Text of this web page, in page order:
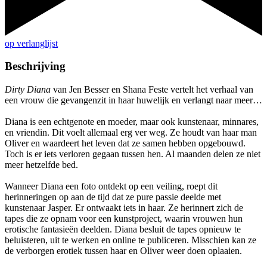
op verlanglijst
Beschrijving
Dirty Diana van Jen Besser en Shana Feste vertelt het verhaal van
een vrouw die gevangenzit in haar huwelijk en verlangt naar meer…
Diana is een echtgenote en moeder, maar ook kunstenaar, minnares,
en vriendin. Dit voelt allemaal erg ver weg. Ze houdt van haar man
Oliver en waardeert het leven dat ze samen hebben opgebouwd.
Toch is er iets verloren gegaan tussen hen. Al maanden delen ze niet
meer hetzelfde bed.
Wanneer Diana een foto ontdekt op een veiling, roept dit
herinneringen op aan de tijd dat ze pure passie deelde met
kunstenaar Jasper. Er ontwaakt iets in haar. Ze herinnert zich de
tapes die ze opnam voor een kunstproject, waarin vrouwen hun
erotische fantasieën deelden. Diana besluit de tapes opnieuw te
beluisteren, uit te werken en online te publiceren. Misschien kan ze
de verborgen erotiek tussen haar en Oliver weer doen oplaaien.